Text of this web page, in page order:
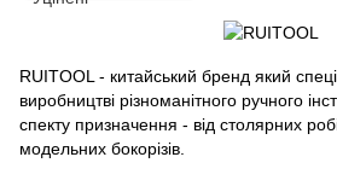
RUITOOL - китайський бренд який
виробництві різноманітного ручного
спекту призначення - від столярних
модельних бокорізів.